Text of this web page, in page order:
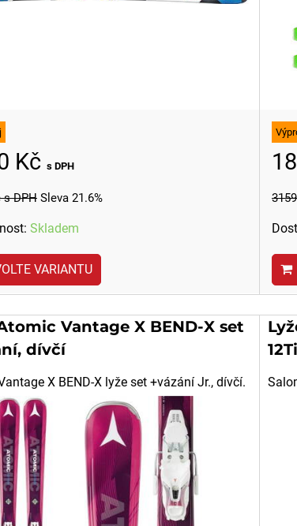
Kč s DPH
s DPH Sleva 21.6%
Skladem
VARIANTU
Vantage X BEND-X set
dívčí
X BEND-X lyže set +vázání Jr., dívčí.